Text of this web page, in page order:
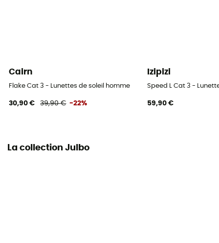
Cairn
Flake Cat 3 - Lunettes de soleil homme
30,90 € 39,90 € -22%
Izipizi
Speed L Cat 3 -
59,90 €
La collection Julbo